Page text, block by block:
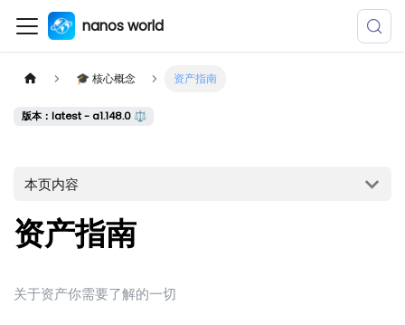
nanos world
🎓 核心概念 资产指南
版本：latest - a1.148.0 ⚖️
本页内容
资产指南
关于资产你需要了解的一切